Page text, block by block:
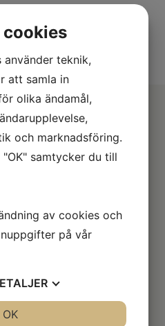
fram och bak.
teknik,
att samla in
olika ändamål,
och marknadsföring.
samtycker du till
av cookies och
på vår
OK